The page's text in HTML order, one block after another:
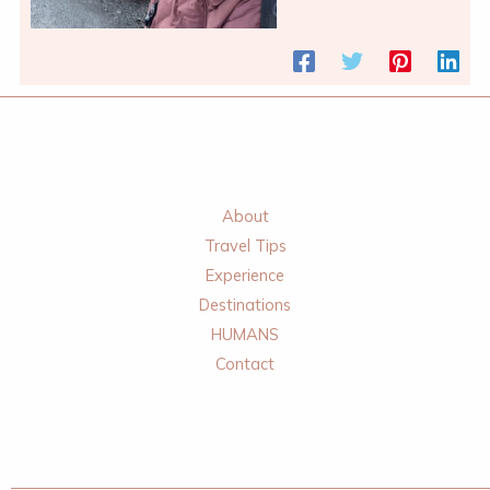
About
Travel Tips
Experience
Destinations
HUMANS
Contact